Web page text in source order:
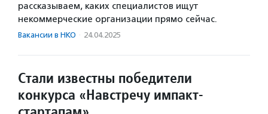
рассказываем, каких специалистов ищут
некоммерческие организации прямо сейчас.
Вакансии в НКО · 24.04.2025
Стали известны победители
конкурса «Навстречу импакт-